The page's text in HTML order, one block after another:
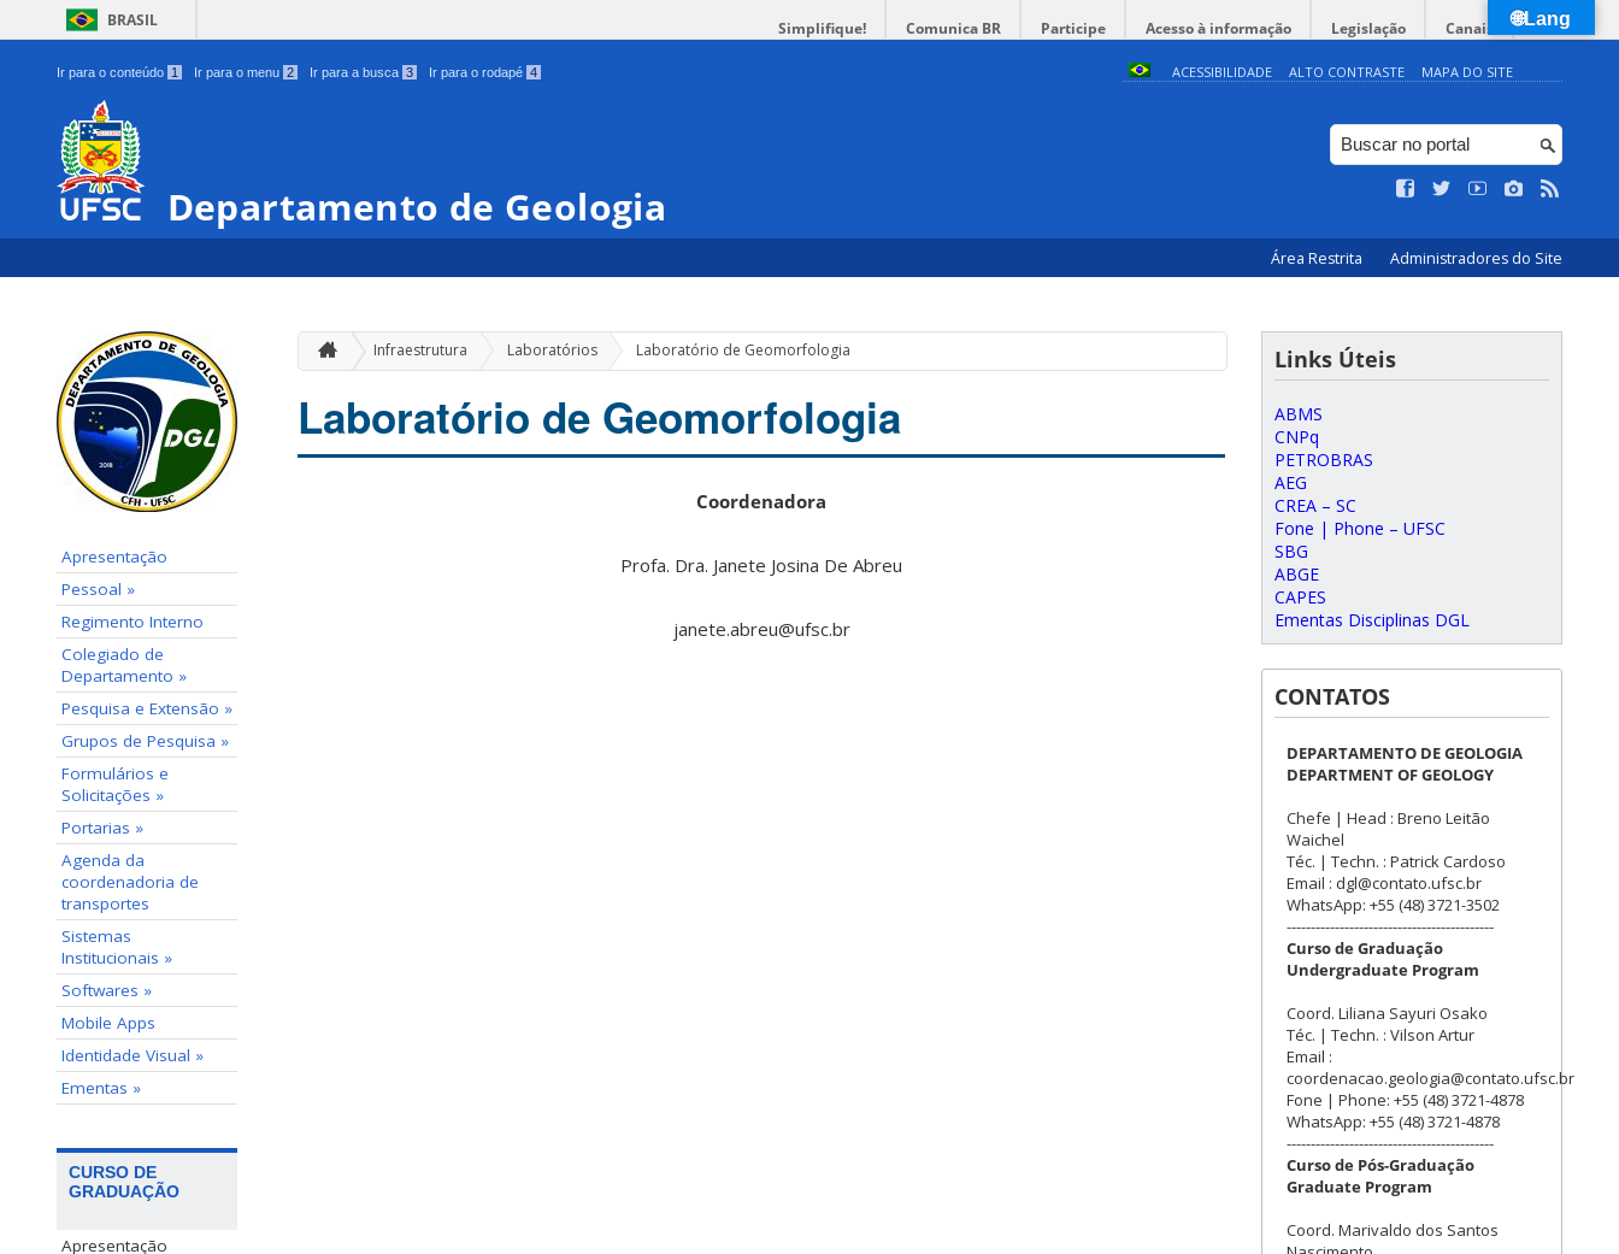
BRASIL Simplifique! Comunica BR Participe Acesso à informação Legislação Canais
Ir para o conteúdo 1 Ir para o menu 2 Ir para a busca 3 Ir para o rodapé 4 ACESSIBILIDADE ALTO CONTRASTE MAPA DO SITE
Departamento de Geologia
Área Restrita Administradores do Site
Apresentação
Pessoal »
Regimento Interno
Colegiado de
Departamento »
Pesquisa e Extensão »
Grupos de Pesquisa »
Formulários e
Solicitações »
Portarias »
Agenda da
coordenadoria de
transportes
Sistemas
Institucionais »
Softwares »
Mobile Apps
Identidade Visual »
Ementas »
CURSO DE
GRADUAÇÃO
Apresentação
Infraestrutura Laboratórios Laboratório de Geomorfologia
Laboratório de Geomorfologia
Coordenadora
Profa. Dra. Janete Josina De Abreu
janete.abreu@ufsc.br
Links Úteis
ABMS
CNPq
PETROBRAS
AEG
CREA – SC
Fone | Phone – UFSC
SBG
ABGE
CAPES
Ementas Disciplinas DGL
CONTATOS
DEPARTAMENTO DE GEOLOGIA
DEPARTMENT OF GEOLOGY
Chefe | Head : Breno Leitão
Waichel
Téc. | Techn. : Patrick Cardoso
Email : dgl@contato.ufsc.br
WhatsApp: +55 (48) 3721-3502
-------------------------------------------
Curso de Graduação
Undergraduate Program
Coord. Liliana Sayuri Osako
Téc. | Techn. : Vilson Artur
Email :
coordenacao.geologia@contato.ufsc.br
Fone | Phone: +55 (48) 3721-4878
WhatsApp: +55 (48) 3721-4878
-------------------------------------------
Curso de Pós-Graduação
Graduate Program
Coord. Marivaldo dos Santos
🌐Lang